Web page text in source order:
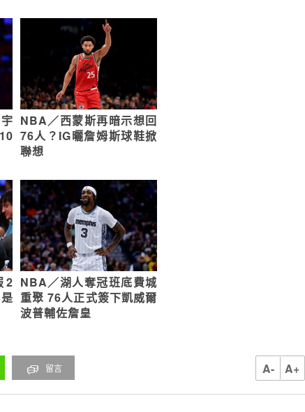
NBA／西蒙斯再暗示想回
76人？IG曬詹姆斯球鞋掀
聯想
2 NBA／湖人奪冠班底費城
重聚 76人正式簽下凱威爾
波普輔佐詹皇
留言 A- A+